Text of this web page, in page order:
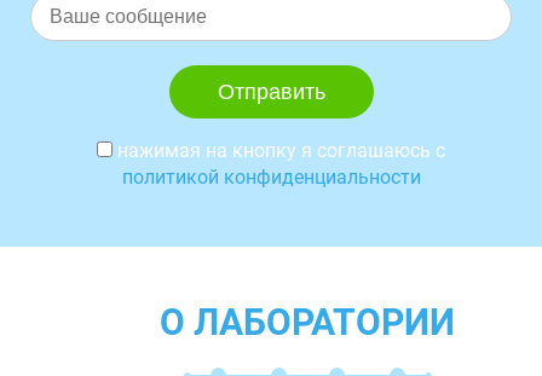
нажимая на кнопку я соглашаюсь с
политикой конфиденциальности
О ЛАБОРАТОРИИ